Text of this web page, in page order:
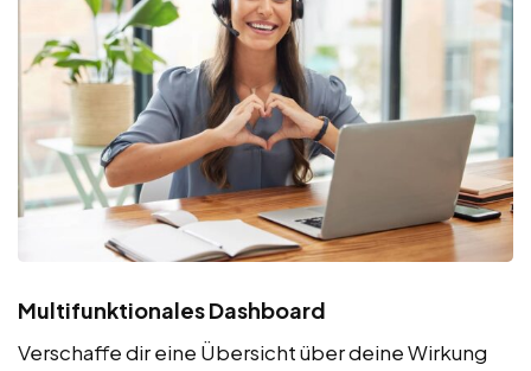
Multifunktionales Dashboard
Verschaffe dir eine Übersicht über deine Wirkung